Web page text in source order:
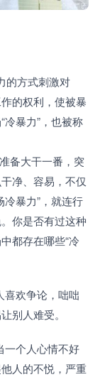
的权利，使被暴
暴力”，也被称
净、容易，不仅
暴力”，就连行
你是否有过这种
都存在哪些“冷
别人难受。
人的不悦，严重